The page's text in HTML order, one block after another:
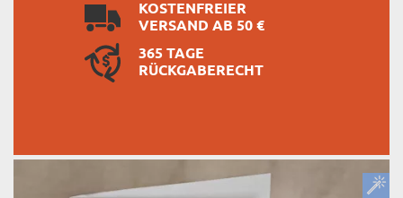
KOSTENFREIER
VERSAND AB 50 €
365 TAGE
RÜCKGABERECHT